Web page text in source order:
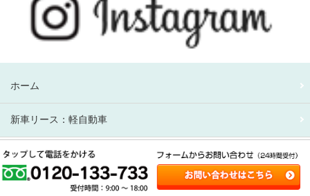
ホーム
新車リース：軽自動車
新車リース：アルファード